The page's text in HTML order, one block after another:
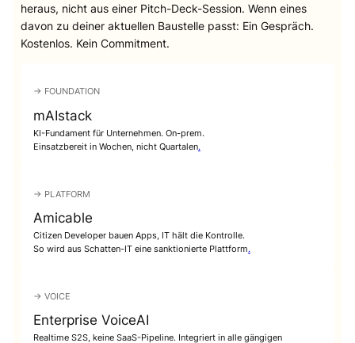
heraus, nicht aus einer Pitch-Deck-Session. Wenn eines
davon zu deiner aktuellen Baustelle passt: Ein Gespräch.
Kostenlos. Kein Commitment.
→ FOUNDATION
mAIstack
KI-Fundament für Unternehmen. On-prem.
Einsatzbereit in Wochen, nicht Quartalen.
→ PLATFORM
Amicable
Citizen Developer bauen Apps, IT hält die Kontrolle.
So wird aus Schatten-IT eine sanktionierte Plattform.
→ VOICE
Enterprise VoiceAI
Realtime S2S, keine SaaS-Pipeline. Integriert in alle gängigen